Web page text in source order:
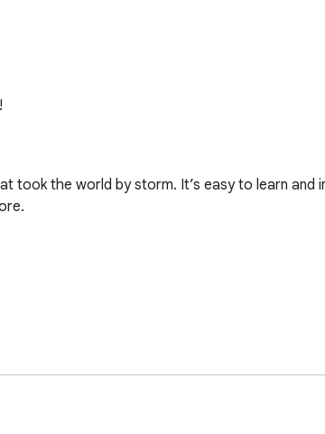
took the world by storm. It’s easy to learn and
charges or distractions.
or share any personal data.